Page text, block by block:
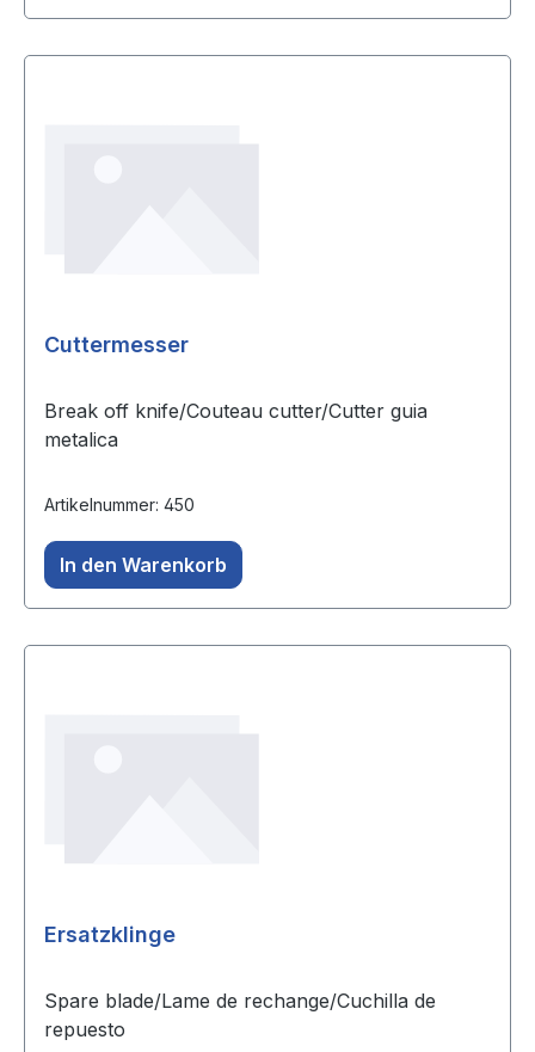
Cuttermesser
Break off knife/Couteau cutter/Cutter guia
metalica
Artikelnummer: 450
In den Warenkorb
Ersatzklinge
Spare blade/Lame de rechange/Cuchilla de
repuesto